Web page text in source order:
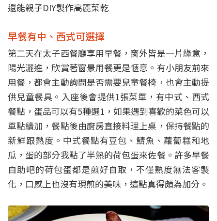
還能親子DIY製作高麗菜乾
早餐有中、西式可選擇
第二天在太子西餐廳享用早餐，窗外皆是一片綠意，
陽光灑進，欣賞著窗景用餐更是愜意。有小朋友前來
用餐，都會主動詢問是否需要兒童餐椅，也會主動提
供兒童餐具。入座後會提供1張菜單，有中式、西式
餐點，蛋品可以有5種選1，如果遇到喜歡的菜色可以
單點續加，餐點後由廚房直接料理上桌，保持餐點的
新鮮跟熱度。中式餐點有豆包、鯖魚、蘿蔔糕和地
瓜，蛋的部分我點了半熟的荷包蛋來佐餐。許多早餐
自助吧的荷包蛋都是煎好自取，不僅熟度無法客製
化，口感上也沒有現煎的美味，這點真得頗為加分。